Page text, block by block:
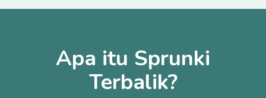
Apa itu Sprunki
Terbalik?